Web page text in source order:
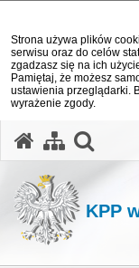
Strona używa plików
serwisu oraz do celów
zgadzasz się na ich
Pamiętaj, że możesz
ustawienia przeglądarki.
wyrażenie zgody.
KPP